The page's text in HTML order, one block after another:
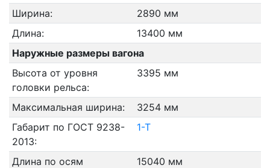
Ширина:
2890 мм
Длина:
13400 мм
Наружные размеры вагона
Высота от уровня
головки рельса:
3395 мм
Максимальная ширина:
3254 мм
Габарит по ГОСТ 9238-
2013:
1-Т
Длина по осям
15040 мм